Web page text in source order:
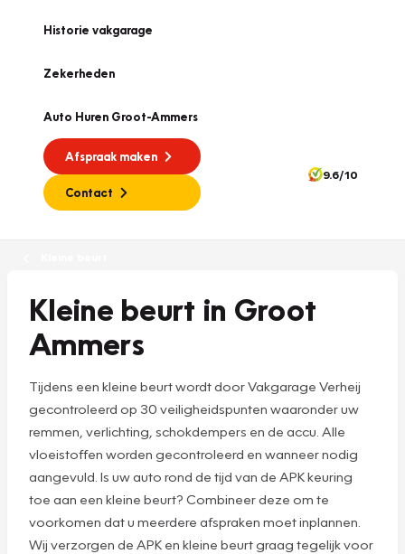
Historie vakgarage
Zekerheden
Auto Huren Groot-Ammers
Afspraak maken
Contact
9.6/10
Kleine beurt in Groot
Ammers
Tijdens een kleine beurt wordt door Vakgarage Verheij
gecontroleerd op 30 veiligheidspunten waaronder uw
remmen, verlichting, schokdempers en de accu. Alle
vloeistoffen worden gecontroleerd en wanneer nodig
aangevuld. Is uw auto rond de tijd van de APK keuring
toe aan een kleine beurt? Combineer deze om te
voorkomen dat u meerdere afspraken moet inplannen.
Wij verzorgen de APK en kleine beurt graag tegelijk voor